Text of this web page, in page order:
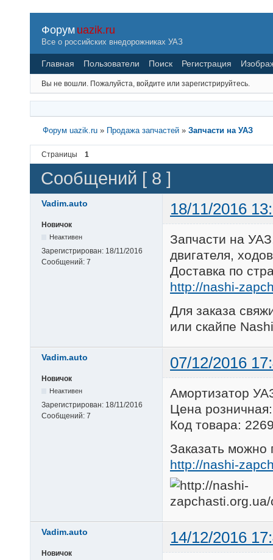
Форум uazik.ru
Все о российских внедорожниках УАЗ
Главная Пользователи Поиск Регистрация
Вы не вошли. Пожалуйста, войдите или зарегистрируйтесь.
Форум uazik.ru » Продажа запчастей » Запчасти на УАЗ
Страницы 1
Сообщений [ 8 ]
Vadim.auto 18/11/2016
Новичок
Неактивен
Зарегистрирован: 18/11/2016
Сообщений: 7
Запчасти на
двигателя,
Доставка по
http://nashi-
Для заказа
или скайпе
Vadim.auto 07/12/2016
Новичок
Неактивен
Зарегистрирован: 18/11/2016
Сообщений: 7
Амортизатор
Цена
Код товара:
Заказать можно
http://nashi-
Vadim.auto 14/12/2016
Новичок